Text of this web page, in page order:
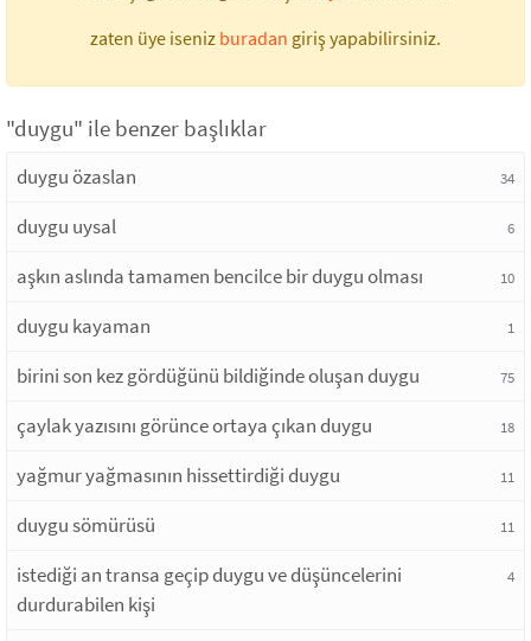
zaten üye iseniz buradan giriş yapabilirsiniz.
"duygu" ile benzer başlıklar
duygu özaslan 34
duygu uysal 6
aşkın aslında tamamen bencilce bir duygu olması 10
duygu kayaman 1
birini son kez gördüğünü bildiğinde oluşan duygu 75
çaylak yazısını görünce ortaya çıkan duygu 18
yağmur yağmasının hissettirdiği duygu 11
duygu sömürüsü 11
istediği an transa geçip duygu ve düşüncelerini
durdurabilen kişi
4